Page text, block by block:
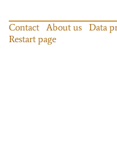
Contact About us Data
Restart page